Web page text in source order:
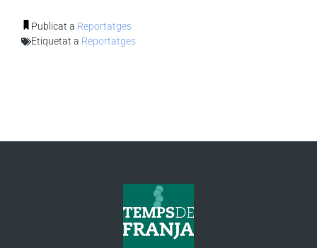
Publicat a Reportatges
Etiquetat a Reportatges